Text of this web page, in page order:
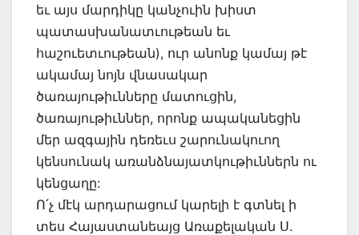
եւ այս մարդիկը կանչուին խիստ
պատասխանատւութեան եւ
հաշուետւութեան), ուր անոնք կամայ թէ
ակամայ նոյն վնասակար
ծառայութիւնները մատուցին,
ծառայութիւններ, որոնք ապականեցին
մեր ազգային դեռեւս շարունակուող
կենսունակ առանձնայատկութիւններն ու
կենցաղը:
Ո՛չ մէկ արդարացում կարելի է գտնել ի
տես Հայաստանեայց Առաքելական Ս.